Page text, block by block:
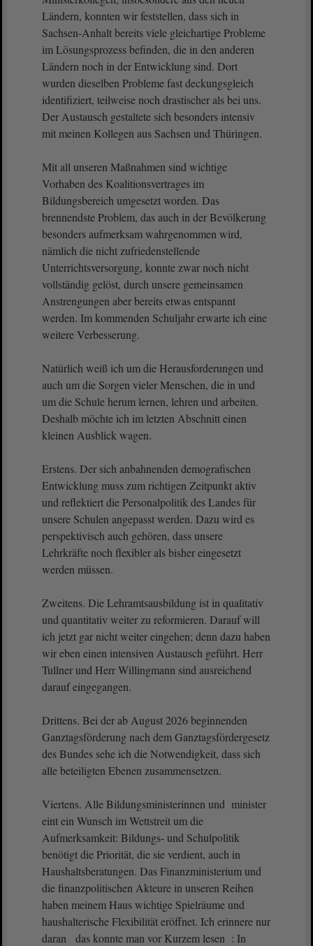
Ländern, konnten wir feststellen, dass sich in
Sachsen-Anhalt bereits viele gleichartige Probleme
im Lösungsprozess befinden, die in den anderen
Ländern noch in der Entwicklung sind. Dort
wurden dieselben Probleme fast deckungsgleich
identifiziert, teilweise noch drastischer als bei uns.
Der Austausch gestaltete sich besonders intensiv
mit meinen Kollegen aus Sachsen und Thüringen.
Mit all unseren Maßnahmen sind wichtige
Vorhaben des Koalitionsvertrages im
Bildungsbereich umgesetzt worden. Das
brennendste Problem, das auch in der Bevölkerung
besonders aufmerksam wahrgenommen wird,
nämlich die nicht zufriedenstellende
Unterrichtsversorgung, konnte zwar noch nicht
vollständig gelöst, durch unsere gemeinsamen
Anstrengungen aber bereits etwas entspannt
werden. Im kommenden Schuljahr erwarte ich eine
weitere Verbesserung.
Natürlich weiß ich um die Herausforderungen und
auch um die Sorgen vieler Menschen, die in und
um die Schule herum lernen, lehren und arbeiten.
Deshalb möchte ich im letzten Abschnitt einen
kleinen Ausblick wagen.
Erstens. Der sich anbahnenden demografischen
Entwicklung muss zum richtigen Zeitpunkt aktiv
und reflektiert die Personalpolitik des Landes für
unsere Schulen angepasst werden. Dazu wird es
perspektivisch auch gehören, dass unsere
Lehrkräfte noch flexibler als bisher eingesetzt
werden müssen.
Zweitens. Die Lehramtsausbildung ist in qualitativ
und quantitativ weiter zu reformieren. Darauf will
ich jetzt gar nicht weiter eingehen; denn dazu haben
wir eben einen intensiven Austausch geführt. Herr
Tullner und Herr Willingmann sind ausreichend
darauf eingegangen.
Drittens. Bei der ab August 2026 beginnenden
Ganztagsförderung nach dem Ganztagsfördergesetz
des Bundes sehe ich die Notwendigkeit, dass sich
alle beteiligten Ebenen zusammensetzen.
Viertens. Alle Bildungsministerinnen und minister
eint ein Wunsch im Wettstreit um die
Aufmerksamkeit: Bildungs- und Schulpolitik
benötigt die Priorität, die sie verdient, auch in
Haushaltsberatungen. Das Finanzministerium und
die finanzpolitischen Akteure in unseren Reihen
haben meinem Haus wichtige Spielräume und
haushalterische Flexibilität eröffnet. Ich erinnere nur
daran das konnte man vor Kurzem lesen : In